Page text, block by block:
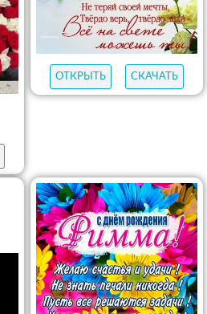
ОТКРЫТЬ СКАЧАТЬ